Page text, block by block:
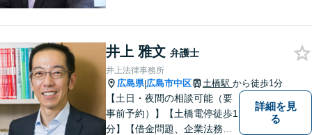
井上 雅文 弁護士
井上法律事務所
広島県|広島市中区 土橋駅 から徒歩1分
【土日・夜間の相談可能（要
事前予約）】【土橋電停徒歩1
分】【借金問題、企業法務、
詳細を見
る